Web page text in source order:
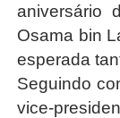
aniversário
Osama bin
esperada
Seguindo
vice-